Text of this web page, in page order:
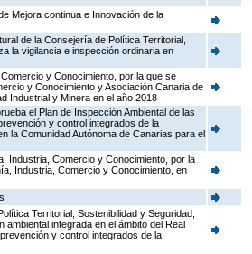
Mejora continua e Innovación de la
de la Consejería de Política Territorial,
la vigilancia e inspección ordinaria en
y Conocimiento, por la que se
y Conocimiento y Asociación Canaria de
Industrial y Minera en el año 2018
el Plan de Inspección Ambiental de las
y control integrados de la
la Comunidad Autónoma de Canarias para el
Industria, Comercio y Conocimiento, por la
Industria, Comercio y Conocimiento, en
Territorial, Sostenibilidad y Seguridad,
integrada en el ámbito del Real
y control integrados de la